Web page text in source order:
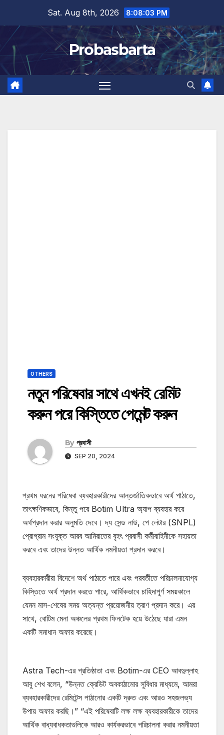
content
Sat. Aug 8th, 2026 8:08:04 PM
Probasbarta
OTHERS
নতুন পরিষেবার সাথে এখনই রেমিট
করুন পরে কিস্তিতে পেমেন্ট করুন
By প্রবাসী
SEP 20, 2024
প্রথম ধরনের পরিষেবা ব্যবহারকারীদের আন্তর্জাতিকভাবে অর্থ পাঠাতে,
তাৎক্ষণিকভাবে, কিন্তু পরে Botim Ultra অ্যাপ ব্যবহার করে
অর্থপ্রদান করার অনুমতি দেবে। দ্য সেন্ড নাউ, পে লেটার (SNPL)
প্রোগ্রাম সংযুক্ত আরব আমিরাতের বৃহৎ প্রবাসী কর্মীবাহিনীকে সহায়তা
করবে এবং তাদের উন্নত আর্থিক নমনীয়তা প্রদান করবে।
ব্যবহারকারীরা বিদেশে অর্থ পাঠাতে পারে এবং পরবর্তীতে পরিচালনাযোগ্য
কিস্তিতে অর্থ প্রদান করতে পারে, আর্থিকভাবে চাহিদাপূর্ণ সময়কালে
যেমন মাস-শেষের সময় অত্যন্ত প্রয়োজনীয় ত্রাণ প্রদান করে। এর
সাথে, বোটিম মেনা অঞ্চলের প্রথম ফিনটেক হয়ে উঠেছে যারা এমন
একটি সমাধান অফার করেছে।
Astra Tech-এর প্রতিষ্ঠাতা এবং Botim-এর CEO আবদুল্লাহ
আবু শেখ বলেন, “উন্নত ক্রেডিট অবকাঠামোর সুবিধার মাধ্যমে, আমরা
ব্যবহারকারীদের রেমিটেন্স পাঠানোর একটি দ্রুত এবং আরও সহজলভ্য
উপায় অফার করছি।” “এই পরিষেবাটি লক্ষ লক্ষ ব্যবহারকারীকে তাদের
আর্থিক বাধ্যবাধকতাগুলিকে আরও কার্যকরভাবে পরিচালনা করার নমনীয়তা